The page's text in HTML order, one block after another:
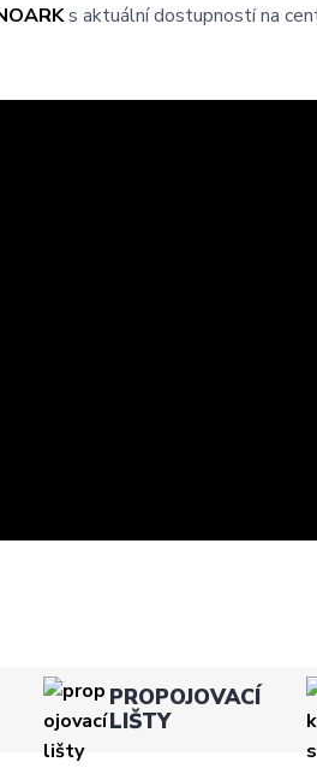
s aktuální dostupností na
PROPOJOVACÍ
LIŠTY